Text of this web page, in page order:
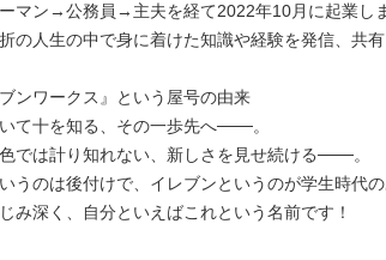
マン→公務員→主夫を経て2022年10月に起業し
の人生の中で身に着けた知識や経験を発信、共
ブンワークス』という屋号の由来
て十を知る、その一歩先へ───。
では計り知れない、新しさを見せ続ける───。
うのは後付けで、イレブンというのが学生時代
み深く、自分といえばこれという名前です！